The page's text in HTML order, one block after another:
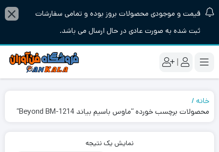
قیمت و موجودی محصولات بروز بوده و تمامی سفارشات
ثبت شده به صورت عادی در حال ارسال می باشد.
|
خانه
محصولات برچسب خورده “ماوس باسیم بیاند Beyond BM-1214”
نمایش یک نتیجه